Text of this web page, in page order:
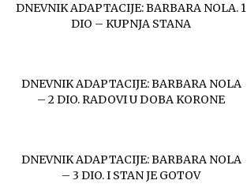
DNEVNIK ADAPTACIJE: BARBARA NOLA. 1
DIO – KUPNJA STANA
DNEVNIK ADAPTACIJE: BARBARA NOLA
– 2 DIO. RADOVI U DOBA KORONE
DNEVNIK ADAPTACIJE: BARBARA NOLA
– 3 DIO. I STAN JE GOTOV